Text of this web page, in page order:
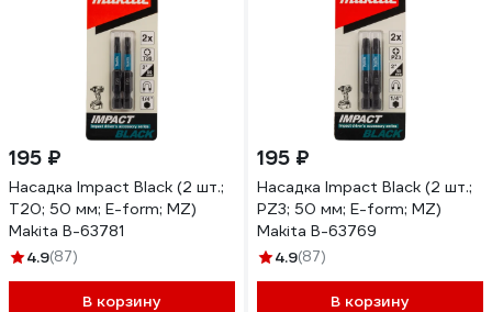
195 ₽
Насадка Impact Black (2 шт.;
T20; 50 мм; E-form; MZ)
Makita B-63781
4.9(87)
В корзину
195 ₽
Насадка Impact Black (2 шт.;
PZ3; 50 мм; E-form; MZ)
Makita B-63769
4.9(87)
В корзину